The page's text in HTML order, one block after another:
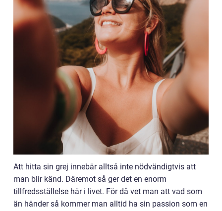
Att hitta sin grej innebär alltså inte nödvändigtvis att
man blir känd. Däremot så ger det en enorm
tillfredsställelse här i livet. För då vet man att vad som
än händer så kommer man alltid ha sin passion som en